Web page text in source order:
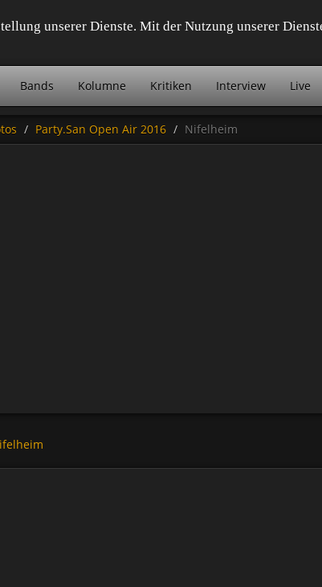
unserer Dienste. Mit der Nutzung unserer
Bands Kolumne Kritiken Interview Live
Party.San Open Air 2016 Nifelheim